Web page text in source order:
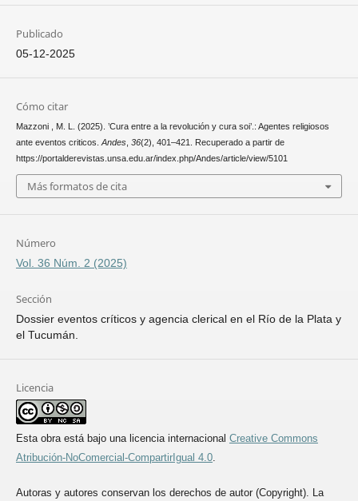
Publicado
05-12-2025
Cómo citar
Mazzoni , M. L. (2025). ’Cura entre a la revolución y cura soi’.: Agentes religiosos
ante eventos criticos. Andes, 36(2), 401–421. Recuperado a partir de
https://portalderevistas.unsa.edu.ar/index.php/Andes/article/view/5101
Más formatos de cita
Número
Vol. 36 Núm. 2 (2025)
Sección
Dossier eventos críticos y agencia clerical en el Río de la Plata y
el Tucumán.
Licencia
Esta obra está bajo una licencia internacional Creative Commons
Atribución-NoComercial-CompartirIgual 4.0.
Autoras y autores conservan los derechos de autor (Copyright). La